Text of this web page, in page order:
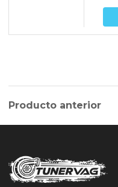
Producto anterior